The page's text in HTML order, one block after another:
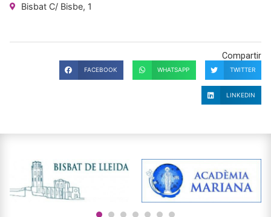
Bisbat C/ Bisbe, 1
Compartir
FACEBOOK WHATSAPP TWITTER
LINKEDIN